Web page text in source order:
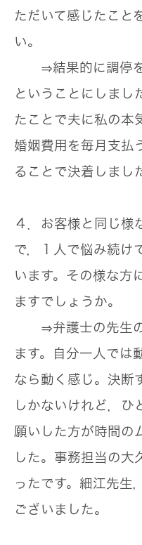
ただいて感じたこと
い。
⇒結果的に調停を
ということにしまし
たことで夫に私の本
婚姻費用を毎月支払
ることで決着しまし
４．お客様と同じ様
で，１人で悩み続け
います。その様な方
ますでしょうか。
⇒弁護士の先生の
ます。自分一人では
なら動く感じ。決断
しかないけれど，ひ
願いした方が時間の
した。事務担当の大
ったです。細江先生
ございました。